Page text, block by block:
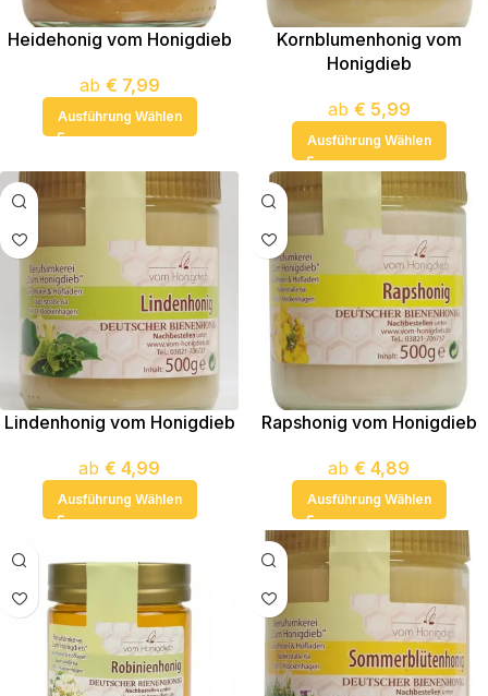
Heidehonig vom Honigdieb
ab € 7,99
Ausführung Wählen
Kornblumenhonig vom
Honigdieb
ab € 5,99
Ausführung Wählen
Lindenhonig vom Honigdieb
ab € 4,99
Ausführung Wählen
Rapshonig vom Honigdieb
ab € 4,89
Ausführung Wählen